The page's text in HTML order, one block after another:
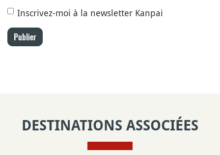
Inscrivez-moi à la newsletter Kanpai
Publier
DESTINATIONS ASSOCIÉES